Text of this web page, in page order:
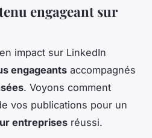
engageant sur
impact sur LinkedIn
engageants accompagnés
. Voyons comment
vos publications pour un
entreprises réussi.